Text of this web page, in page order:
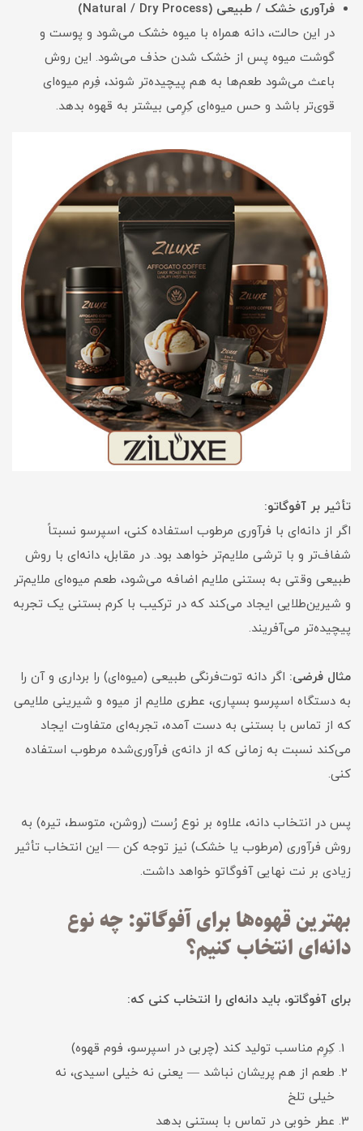
فرآوری خشک / طبیعی (Natural / Dry Process)
در این حالت، دانه همراه با میوه خشک می‌شود و پوست و
گوشت میوه پس از خشک شدن حذف می‌شود. این روش
باعث می‌شود طعم‌ها به هم پیچیده‌تر شوند، فِرم میوه‌ای
قوی‌تر باشد و حس میوه‌ای کِرِمی بیشتر به قهوه بدهد.
تأثیر بر آفوگاتو:
اگر از دانه‌ای با فرآوری مرطوب استفاده کنی، اسپرسو نسبتاً
شفاف‌تر و با ترشی ملایم‌تر خواهد بود. در مقابل، دانه‌ای با روش
طبیعی وقتی به بستنی ملایم اضافه می‌شود، طعم میوه‌ای ملایم‌تر
و شیرین‌طلایی ایجاد می‌کند که در ترکیب با کرم بستنی یک تجربه
پیچیده‌تر می‌آفریند.
مثال فرضی: اگر دانه‌ توت‌فرنگی طبیعی (میوه‌ای) را برداری و آن را
به دستگاه اسپرسو بسپاری، عطری ملایم از میوه و شیرینی ملایمی
که از تماس با بستنی به دست آمده، تجربه‌ای متفاوت ایجاد
می‌کند نسبت به زمانی که از دانه‌ی فرآوری‌شده مرطوب استفاده
کنی.
پس در انتخاب دانه، علاوه بر نوع رُست (روشن، متوسط، تیره) به
روش فرآوری (مرطوب یا خشک) نیز توجه کن — این انتخاب تأثیر
زیادی بر نت نهایی آفوگاتو خواهد داشت.
بهترین قهوه‌ها برای آفوگاتو: چه نوع
دانه‌ای انتخاب کنیم؟
برای آفوگاتو، باید دانه‌ای را انتخاب کنی که:
کِرِم مناسب تولید کند (چربی در اسپرسو، فوم قهوه)
طعم از هم پریشان نباشد — یعنی نه خیلی اسیدی، نه
خیلی تلخ
عطر خوبی در تماس با بستنی بدهد